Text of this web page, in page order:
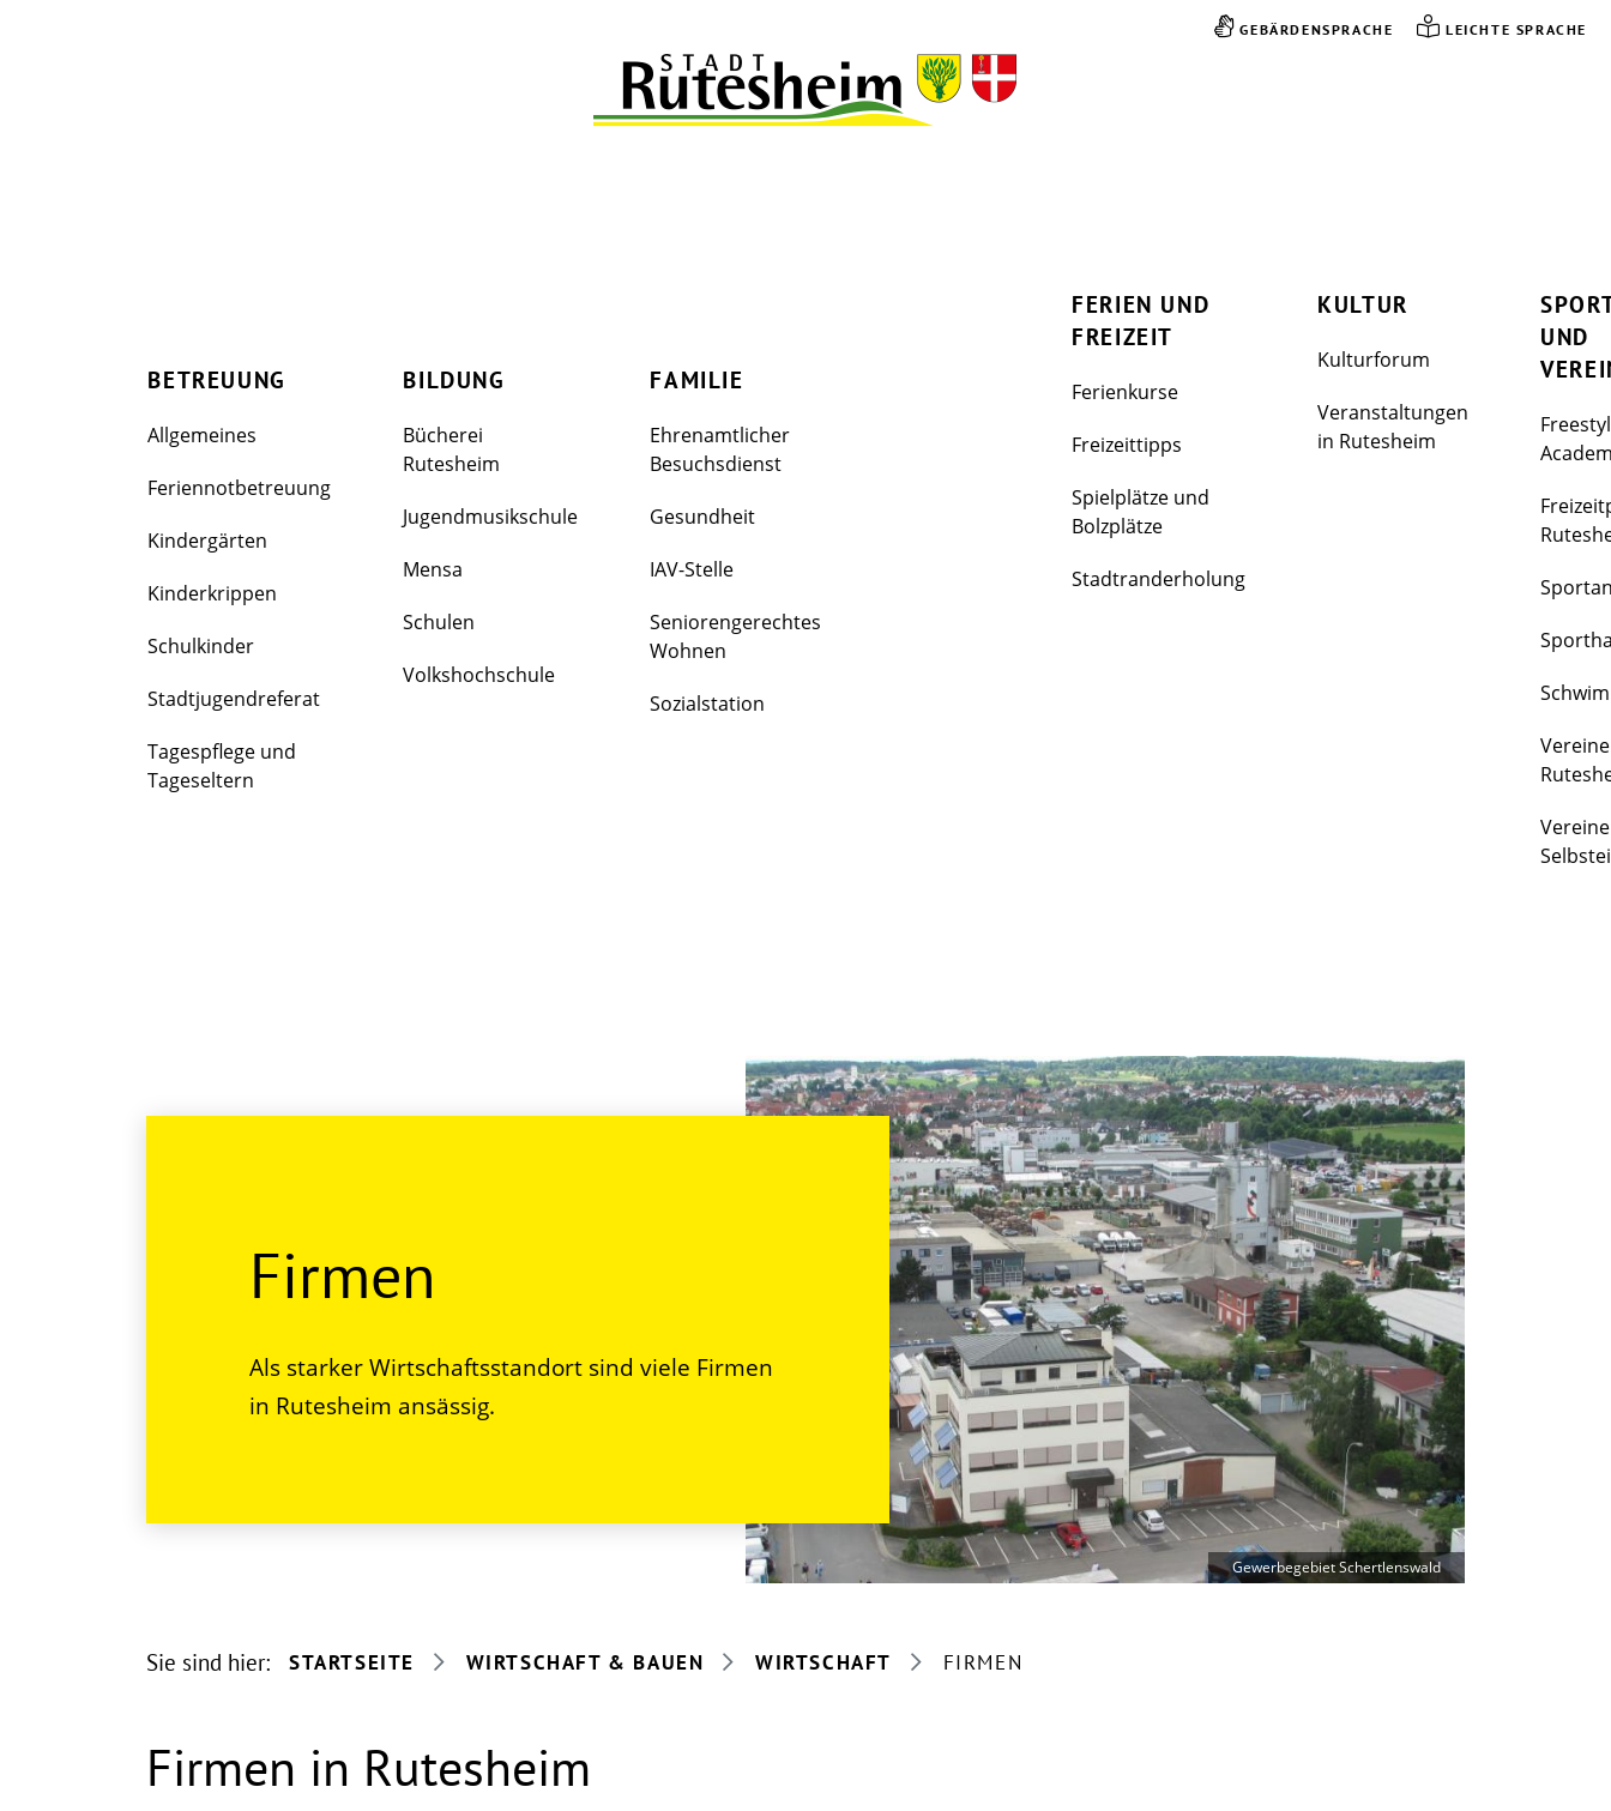
GEBÄRDENSPRACHE LEICHTE SPRACHE
FAMILIE
BILDUNG
BETREUUNG
Allgemeines
Feriennotbetreuung
Kindergärten
Kinderkrippen
Schulkinder
Stadtjugendreferat
Tagespflege und
Tageseltern
BILDUNG
Bücherei
Rutesheim
Jugendmusikschule
Mensa
Schulen
Volkshochschule
FAMILIE
Ehrenamtlicher
Besuchsdienst
Gesundheit
IAV-Stelle
Seniorengerechtes
Wohnen
Sozialstation
FERIEN UND
FREIZEIT
Ferienkurse
Freizeittipps
Spielplätze und
Bolzplätze
Stadtranderholung
KULTUR
Kulturforum
Veranstaltungen
in Rutesheim
UND
Vereine
Firmen
Als starker Wirtschaftsstandort sind viele Firmen
in Rutesheim ansässig.
Gewerbegebiet Schertlenswald
Sie sind hier: STARTSEITE WIRTSCHAFT & BAUEN WIRTSCHAFT FIRMEN
Firmen in Rutesheim